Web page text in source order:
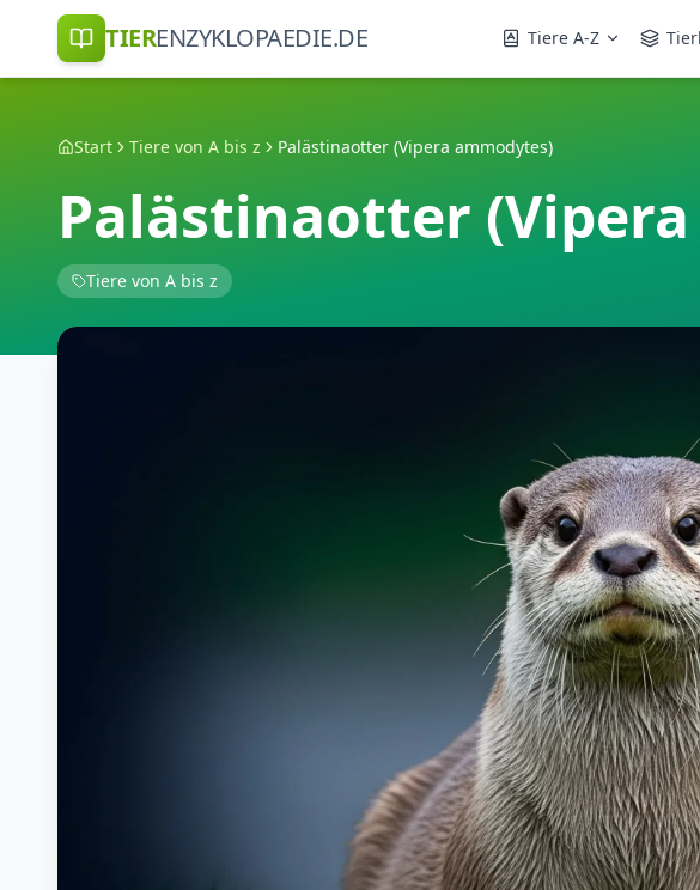
TIERENZYKLOPAEDIE.DE Tiere A-Z
Start Tiere von A bis z Palästinaotter (Vipera ammodytes)
Palästinaotter
Tiere von A bis z